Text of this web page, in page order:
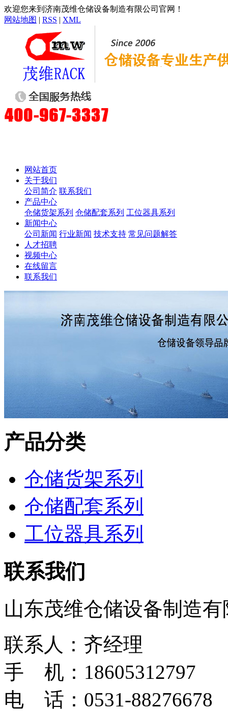
欢迎您来到济南茂维仓储设备制造有限公司官网！
网站地图 | RSS | XML
网站首页
关于我们
公司简介 联系我们
产品中心
仓储货架系列 仓储配套系列 工位器具系列
新闻中心
公司新闻 行业新闻 技术支持 常见问题解答
人才招聘
视频中心
在线留言
联系我们
产品分类
仓储货架系列
仓储配套系列
工位器具系列
联系我们
山东茂维仓储设备制造
联系人：齐经理
手 机：18605312797
电 话：0531-88276678